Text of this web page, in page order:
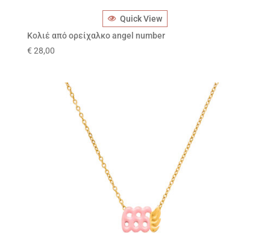
Quick View
Κολιέ από ορείχαλκο angel number
€ 28,00